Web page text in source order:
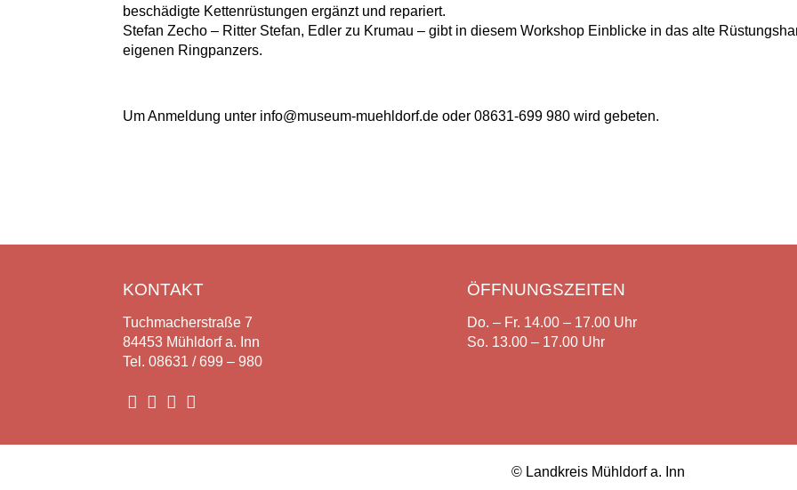
beschädigte Kettenrüstungen ergänzt und repariert.
Stefan Zecho – Ritter Stefan, Edler zu Krumau – gibt in diesem Workshop Einblicke in das alte
eigenen Ringpanzers.
Um Anmeldung unter info@museum-muehldorf.de oder 08631-699 980 wird gebeten.
KONTAKT
Tuchmacherstraße 7
84453 Mühldorf a. Inn
Tel. 08631 / 699 – 980
   
ÖFFNUNGSZEITEN
Do. – Fr. 14.00 – 17.00 Uhr
So. 13.00 – 17.00 Uhr
© Landkreis Mühldorf a. Inn